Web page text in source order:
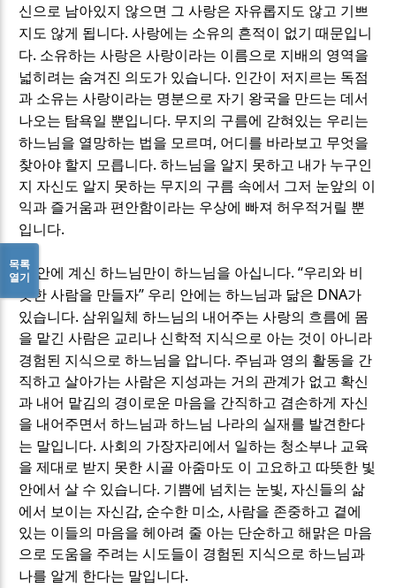
신으로 남아있지 않으면 그 사랑은 자유롭지도 않고 기쁘
지도 않게 됩니다.사랑에는 소유의 흔적이 없기 때문입니
다. 소유하는 사랑은 사랑이라는 이름으로 지배의 영역을
넓히려는 숨겨진 의도가 있습니다. 인간이 저지르는 독점
과 소유는 사랑이라는 명분으로 자기 왕국을 만드는 데서
나오는 탐욕일 뿐입니다. 무지의 구름에 갇혀있는 우리는
하느님을 열망하는 법을 모르며 , 어디를 바라보고 무엇을
찾아야 할지 모릅니다.하느님을 알지 못하고 내가 누구인
지 자신도 알지 못하는 무지의 구름 속에서 그저 눈앞의 이
익과 즐거움과 편안함이라는 우상에 빠져 허우적거릴 뿐
입니다.
내 안에 계신 하느님만이 하느님을 아십니다. “우리와 비
슷한 사람을 만들자” 우리 안에는 하느님과 닮은 DNA가
있습니다.삼위일체 하느님의 내어주는 사랑의 흐름에 몸
을 맡긴 사람은 교리나 신학적 지식으로 아는 것이 아니라
경험된 지식으로 하느님을 압니다. 주님과 영의 활동을 간
직하고 살아가는 사람은 지성과는 거의 관계가 없고 확신
과 내어 맡김의 경이로운 마음을 간직하고 겸손하게 자신
을 내어주면서 하느님과 하느님 나라의 실재를 발견한다
는 말입니다.사회의 가장자리에서 일하는 청소부나 교육
을 제대로 받지 못한 시골 아줌마도 이 고요하고 따뜻한 빛
안에서 살 수 있습니다. 기쁨에 넘치는 눈빛, 자신들의 삶
에서 보이는 자신감, 순수한 미소,사람을 존중하고 곁에
있는 이들의 마음을 헤아려 줄 아는 단순하고 해맑은 마음
으로 도움을 주려는 시도들이 경험된 지식으로 하느님과
나를 알게 한다는 말입니다.
목록
열기